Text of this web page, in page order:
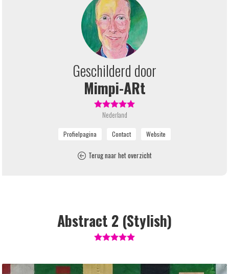
Geschilderd door
Mimpi-ARt
Nederland
Terug naar het overzicht
Abstract 2 (Stylish)